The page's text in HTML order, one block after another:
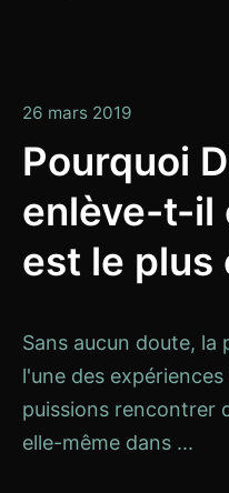
26 mars 2019
janvier
2020
Pourquoi
enlève-t-il
est le plus
Sans aucun doute,
l'une des
puissions rencontrer
elle-même dans ...